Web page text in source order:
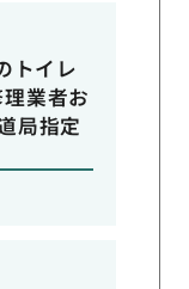
トイレ
業者お
局指定